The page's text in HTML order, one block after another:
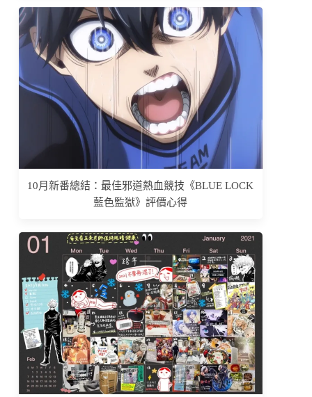
10月新番總結：最佳邪道熱血競技《BLUE LOCK
藍色監獄》評價心得